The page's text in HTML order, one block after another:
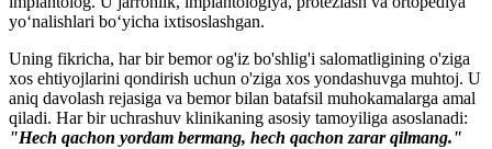
yo‘nalishlari bo‘yicha ixtisoslashgan.
Uning fikricha, har bir bemor og'iz bo'shlig'i salomatligining o'ziga
xos ehtiyojlarini qondirish uchun o'ziga xos yondashuvga muhtoj. U
aniq davolash rejasiga va bemor bilan batafsil muhokamalarga amal
qiladi. Har bir uchrashuv klinikaning asosiy tamoyiliga asoslanadi:
"Hech qachon yordam bermang, hech qachon zarar qilmang."